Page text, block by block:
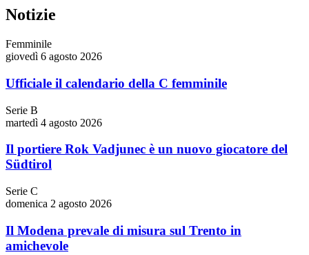
Notizie
Femminile
giovedì 6 agosto 2026
Ufficiale il calendario della C femminile
Serie B
martedì 4 agosto 2026
Il portiere Rok Vadjunec è un nuovo giocatore del
Südtirol
Serie C
domenica 2 agosto 2026
Il Modena prevale di misura sul Trento in
amichevole